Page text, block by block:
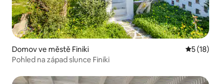
Domov ve městě Finiki Průměrné
5 (18)
Pohled na západ slunce Finiki